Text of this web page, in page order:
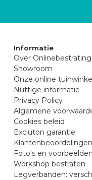
Informatie
Over
Showroom
Onze online
Nuttige informatie
Privacy Policy
Algemene
Cookies beleid
Excluton garantie
Klantenbeoordelingen
Foto's en voorbeelden
Workshop bestraten
Legverbanden: